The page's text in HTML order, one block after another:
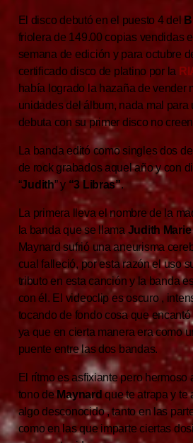
El disco debutó en el puesto 4 del
friolera de 149.00 copias vendidas
semana de edición y para octubre
certificado disco de platino por la
había logrado la hazaña de vender
unidades del álbum, nada mal para
debuta con su primer disco no
La banda editó como singles dos
de rock grabados aquel año y con
“Judith” y “3 Libras”.
La primera lleva el nombre de la
la banda que se llama Judith
Maynard sufrió una aneurisma
cual falleció, por esta razón el uso
tributo en esta canción y la banda
con él. El videoclip es oscuro ,
tocando de fondo cosa que encantó
ya que en cierta manera era como
puente entre las dos bandas.
El rítmo es asfixiante pero hermoso
tono de Maynard que te atrapa y te
algo desconocido , tanto en las
como en las que imparte ciertas